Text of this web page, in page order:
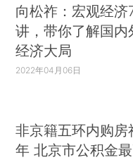
向松祚：宏观经济
讲，带你了解国内
经济大局
2022年04月06日
非京籍五环内购房
年 北京市公积金